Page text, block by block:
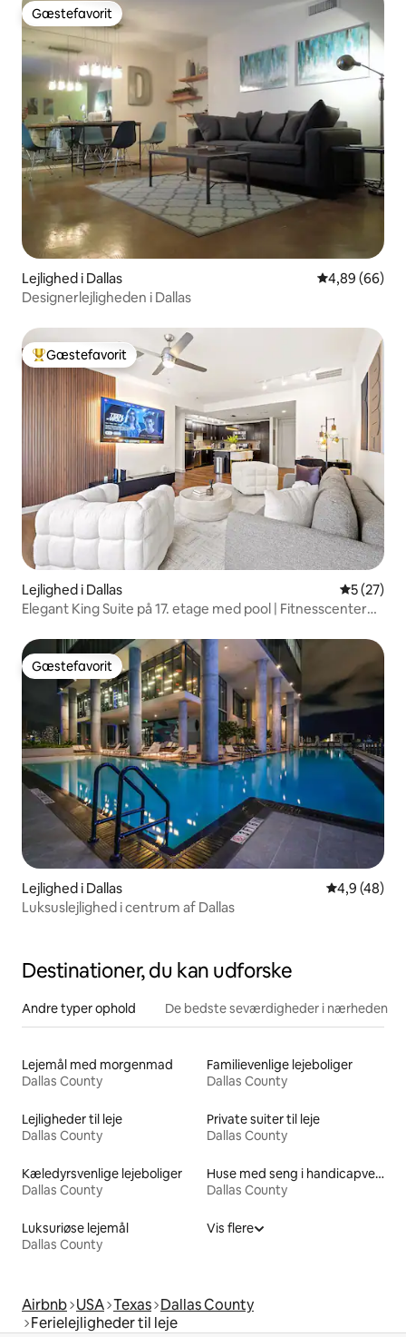
Gæstefavorit
Gæstefavorit
Lejlighed i Dallas 4,89 ud af 5 i
4,89 (66)
Designerlejligheden i Dallas
Bedste gæstefavorit
Gæstefavorit
Lejlighed i Dallas 5 ud af 5 i
5 (27)
Elegant King Suite på 17. etage med pool | Fitnesscenter
Gæstefavorit
Gæstefavorit
Lejlighed i Dallas 4,9 ud af 5 i
4,9 (48)
Luksuslejlighed i centrum af Dallas
Destinationer, du kan udforske
Andre typer ophold De bedste seværdigheder i nærheden
Lejemål med morgenmad
Dallas County
Familievenlige lejeboliger
Dallas County
Lejligheder til leje
Dallas County
Private suiter til leje
Dallas County
Kæledyrsvenlige lejeboliger
Dallas County
Huse med seng i handicapvenlig højde til leje
Dallas County
Luksuriøse lejemål
Dallas County
Vis flere
Airbnb USA Texas Dallas County
Ferielejligheder til leje